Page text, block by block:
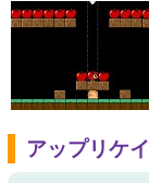
アップリケ